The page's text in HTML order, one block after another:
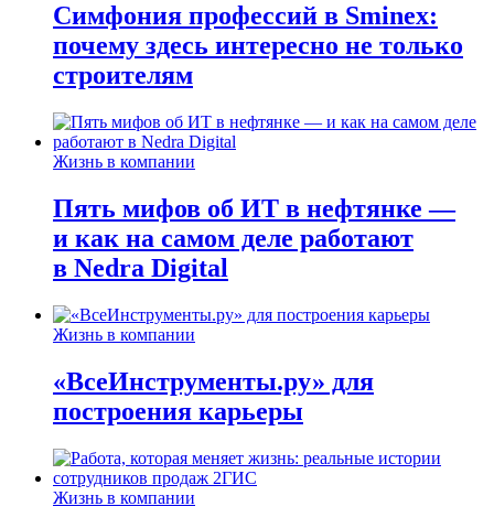
Симфония профессий в Sminex:
почему здесь интересно не только
строителям
Жизнь в компании
Пять мифов об ИТ в нефтянке —
и как на самом деле работают
в Nedra Digital
Жизнь в компании
«ВсеИнструменты.ру» для
построения карьеры
Жизнь в компании